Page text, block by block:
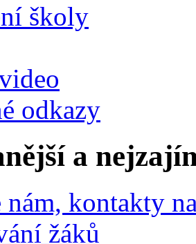
školy
odkazy
a
nám, kontakty
žáků